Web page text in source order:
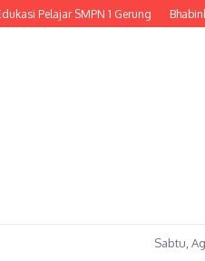
SMPN 1 Gerung
Sabtu,